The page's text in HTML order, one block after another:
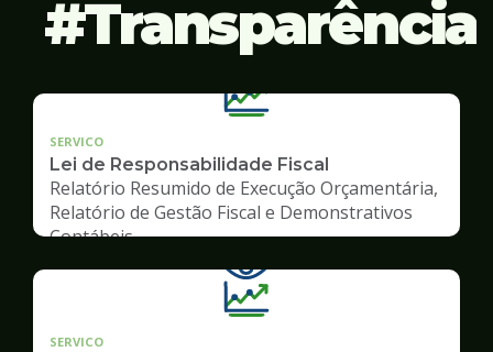
Transparência
SERVICO
Lei de Responsabilidade Fiscal
Relatório Resumido de Execução Orçamentária,
Relatório de Gestão Fiscal e Demonstrativos
Contábeis
SERVICO